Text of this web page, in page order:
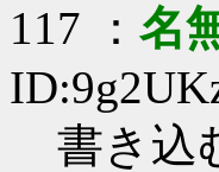
117 ： 名
書き込